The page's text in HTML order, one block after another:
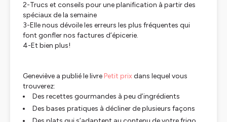
2-Trucs et conseils pour une planification à partir des
spéciaux de la semaine
3-Elle nous dévoile les erreurs les plus fréquentes qui
font gonfler nos factures d’épicerie.
4-Et bien plus!
Geneviève a publié le livre Petit prixdans lequel vous
trouverez:
Des recettes gourmandes à peu d’ingrédients
Des bases pratiques à décliner de plusieurs façons